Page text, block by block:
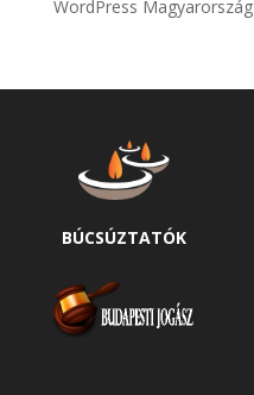
WordPress Magyarország
BÚCSÚZTATÓK